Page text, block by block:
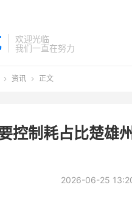
欢迎光临
我们一直在努力
 资讯  正文
控制耗占比楚雄
2026-06-25